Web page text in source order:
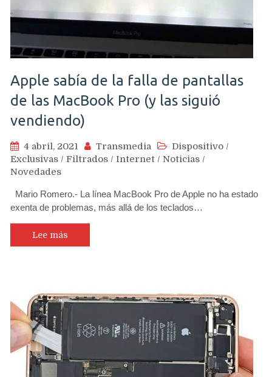
Apple sabía de la falla de pantallas
de las MacBook Pro (y las siguió
vendiendo)
4 abril, 2021 Transmedia Dispositivo /
Exclusivas / Filtrados / Internet / Noticias /
Novedades
Mario Romero.- La línea MacBook Pro de Apple no ha estado
exenta de problemas, más allá de los teclados…
Lee más